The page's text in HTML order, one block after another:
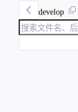
develop